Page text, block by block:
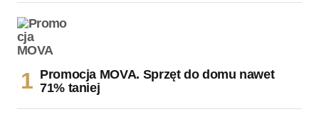
Promocja MOVA. Sprzęt do domu nawet
71% taniej